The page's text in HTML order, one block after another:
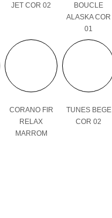
JET COR 02
BOUCLE
ALASKA COR
01
CORANO FIR
RELAX
MARROM
TUNES BEGE
COR 02